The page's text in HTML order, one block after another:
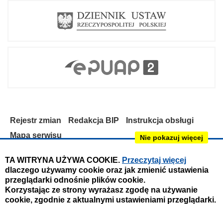
TA WITRYNA UŻYWA COOKIE. Przeczytaj więcej
dlaczego używamy cookie oraz jak zmienić ustawienia
przeglądarki odnośnie plików cookie.
Korzystając ze strony wyrażasz zgodę na używanie
cookie, zgodnie z aktualnymi ustawieniami przeglądarki.
Nie pokazuj więcej
Rejestr zmian Redakcja BIP
Instrukcja obsługi
Mapa serwisu
Obsługa i nadzór techniczny:
IntraCOM.pl